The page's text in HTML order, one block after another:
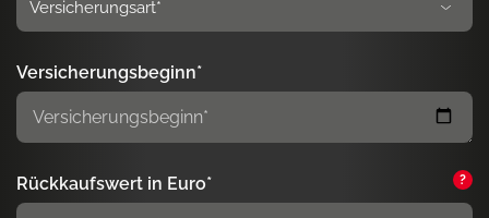
Versicherungsbeginn*
Rückkaufswert in Euro* ?